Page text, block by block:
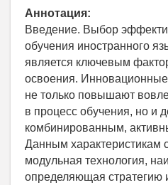
Аннотация:
Введение. Выбор
обучения иностранного
является ключевым
освоения.
не только повышают
в процесс обучения, но и
комбинированным,
Данным характеристикам
модульная технология,
определяющая стратегию